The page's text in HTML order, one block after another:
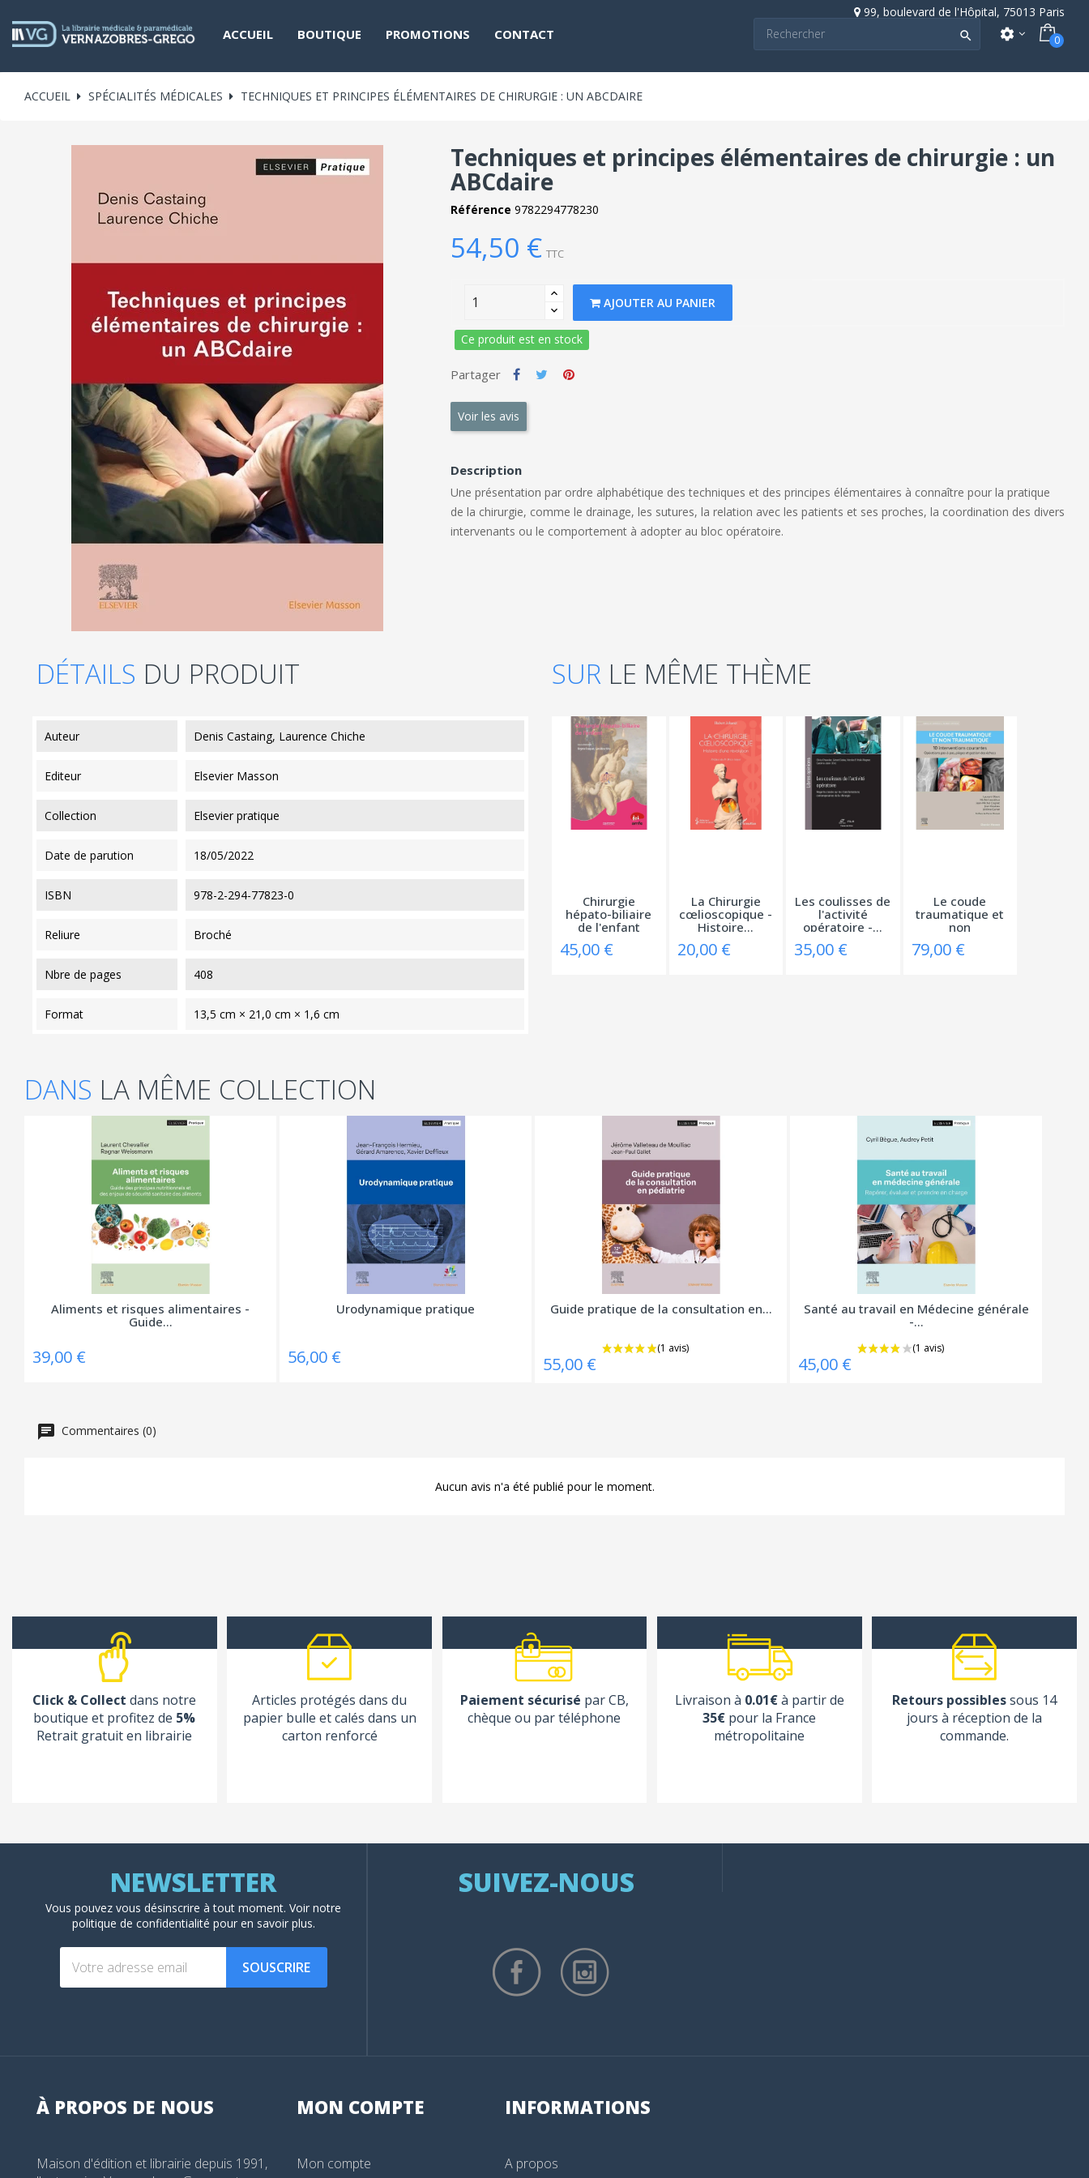
99, boulevard de l'Hôpital, 75013 Paris
ACCUEIL BOUTIQUE PROMOTIONS CONTACT  settings 0
ACCUEIL SPÉCIALITÉS MÉDICALES TECHNIQUES ET PRINCIPES ÉLÉMENTAIRES DE CHIRURGIE : UN ABCDAIRE
Techniques et principes élémentaires de chirurgie : un
ABCdaire
Référence 9782294778230
54,50 € TTC
AJOUTER AU PANIER
Ce produit est en stock
Partager
Voir les avis
Description
Une présentation par ordre alphabétique des techniques et des principes élémentaires à connaître pour la pratique
de la chirurgie, comme le drainage, les sutures, la relation avec les patients et ses proches, la coordination des divers
intervenants ou le comportement à adopter au bloc opératoire.
DÉTAILS DU PRODUIT
auteur Denis Castaing, Laurence Chiche
editeur Elsevier Masson
collection Elsevier pratique
date de parution 18/05/2022
ISBN 978-2-294-77823-0
reliure Broché
nbre de pages 408
format 13,5 cm × 21,0 cm × 1,6 cm
SUR LE MÊME THÈME
Chirurgie
hépato-biliaire
de l'enfant
45,00 €
La Chirurgie
cœlioscopique -
Histoire...
20,00 €
Les coulisses de
l'activité
opératoire -...
35,00 €
Le coude
traumatique et
non
79,00 €
DANS LA MÊME COLLECTION
Aliments et risques alimentaires -
Guide...
39,00 €
Urodynamique pratique
56,00 €
Guide pratique de la consultation en...
55,00 €
Santé au travail en Médecine générale
-...
45,00 €
Commentaires (0)
Aucun avis n'a été publié pour le moment.
Click & Collect dans notre
boutique et profitez de 5%
Retrait gratuit en librairie
Articles protégés dans du
papier bulle et calés dans un
carton renforcé
Paiement sécurisé par CB,
chèque ou par téléphone
Livraison à 0.01€à partir de
35€ pour la France
métropolitaine
Retours possiblessous 14
jours à réception de la
commande.
Vous pouvez vous désinscrire à tout moment. Voirnotre
politique de confidentialité pour en savoir plus.
SOUSCRIRE
SUIVEZ-NOUS
À PROPOS DE NOUS
Maison d'édition et librairie depuis 1991,
MON COMPTE
Mon compte
INFORMATIONS
A propos